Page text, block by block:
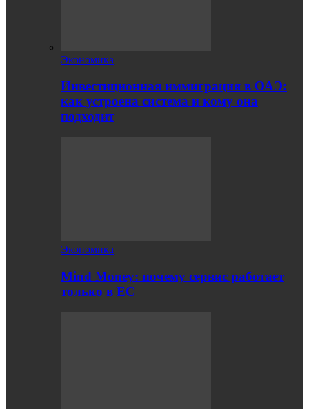
Экономика
Инвестиционная иммиграция в ОАЭ:
как устроена система и кому она
подходит
Экономика
Mind Money: почему сервис работает
только в ЕС